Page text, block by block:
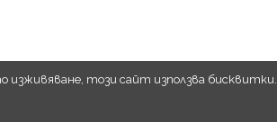
изживяване, този сайт използва бисквитки.